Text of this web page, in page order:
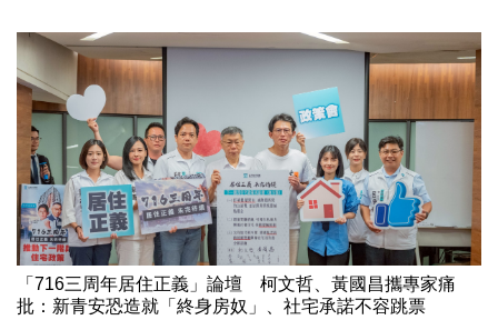
「716三周年居住正義」論壇 柯文哲、黃國昌攜專家痛
批：新青安恐造就「終身房奴」、社宅承諾不容跳票